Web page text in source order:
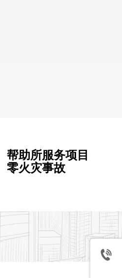
帮助所服务项目
零火灾事故